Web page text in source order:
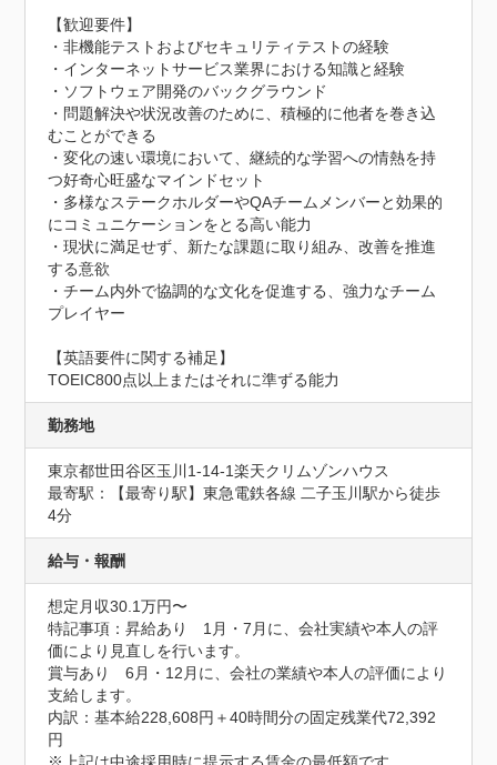
【歓迎要件】
・非機能テストおよびセキュリティテストの経験
・インターネットサービス業界における知識と経験
・ソフトウェア開発のバックグラウンド
・問題解決や状況改善のために、積極的に他者を巻き込
むことができる
・変化の速い環境において、継続的な学習への情熱を持
つ好奇心旺盛なマインドセット
・多様なステークホルダーやQAチームメンバーと効果的
にコミュニケーションをとる高い能力
・現状に満足せず、新たな課題に取り組み、改善を推進
する意欲
・チーム内外で協調的な文化を促進する、強力なチーム
プレイヤー
【英語要件に関する補足】
TOEIC800点以上またはそれに準ずる能力
勤務地
東京都世田谷区玉川1-14-1楽天クリムゾンハウス
最寄駅：【最寄り駅】東急電鉄各線 二子玉川駅から徒歩
4分
給与・報酬
想定月収30.1万円〜
特記事項：昇給あり　1月・7月に、会社実績や本人の評
価により見直しを行います。
賞与あり　6月・12月に、会社の業績や本人の評価により
支給します。
内訳：基本給228,608円＋40時間分の固定残業代72,392
円